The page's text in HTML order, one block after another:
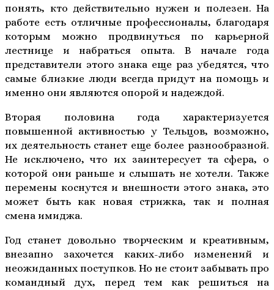
понять, кто действительно нужен и полезен. На
работе есть отличные профессионалы, благодаря
которым можно продвинуться по карьерной
лестнице и набраться опыта. В начале года
представители этого знака еще раз убедятся, что
самые близкие люди всегда придут на помощь и
именно они являются опорой и надеждой.
Вторая половина года характеризуется
повышенной активностью у Тельцов, возможно,
их деятельность станет еще более разнообразной.
Не исключено, что их заинтересует та сфера, о
которой они раньше и слышать не хотели. Также
перемены коснутся и внешности этого знака, это
может быть как новая стрижка, так и полная
смена имиджа.
Год станет довольно творческим и креативным,
внезапно захочется каких-либо изменений и
неожиданных поступков. Но не стоит забывать про
командный дух, перед тем как решиться на